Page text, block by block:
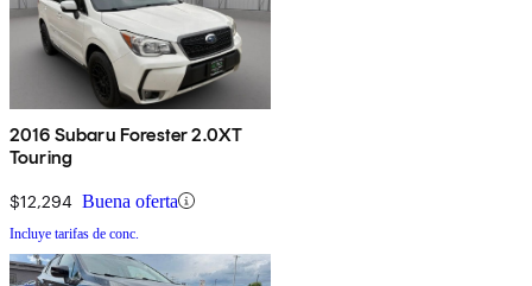
2016 Subaru Forester 2.0XT
Touring
$12,294 Buena oferta
Incluye tarifas de conc.